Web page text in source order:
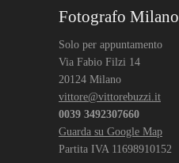
Fotografo Milano
Solo per appuntamento
Via Fabio Filzi 14
20124 Milano
vittore@vittorebuzzi.it
0039 3492307660
Guarda su Google Map
Partita IVA 11698910152